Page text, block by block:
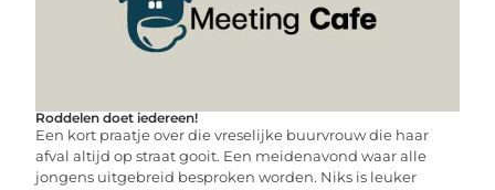
Roddelen doet iedereen!
Een kort praatje over die vreselijke buurvrouw die haar
afval altijd op straat gooit. Een meidenavond waar alle
jongens uitgebreid besproken worden. Niks is leuker